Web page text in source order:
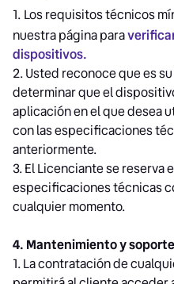
1. Los requisitos técnicos
nuestra página para
dispositivos.
2. Usted reconoce que es
determinar que el
aplicación en el que desea
con las especificaciones
anteriormente.
3. El Licenciante se reserva
especificaciones técnicas
cualquier momento.
4. Mantenimiento y soporte
1. La contratación de